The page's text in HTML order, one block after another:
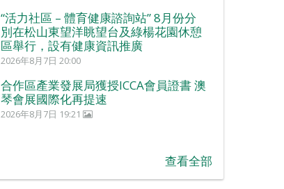
“活力社區 – 體育健康諮詢站” 8月份分
別在松山東望洋眺望台及綠楊花園休憩
區舉行，設有健康資訊推廣
2026年8月7日 20:00
合作區產業發展局獲授ICCA會員證書 澳
琴會展國際化再提速
2026年8月7日 19:21
查看全部